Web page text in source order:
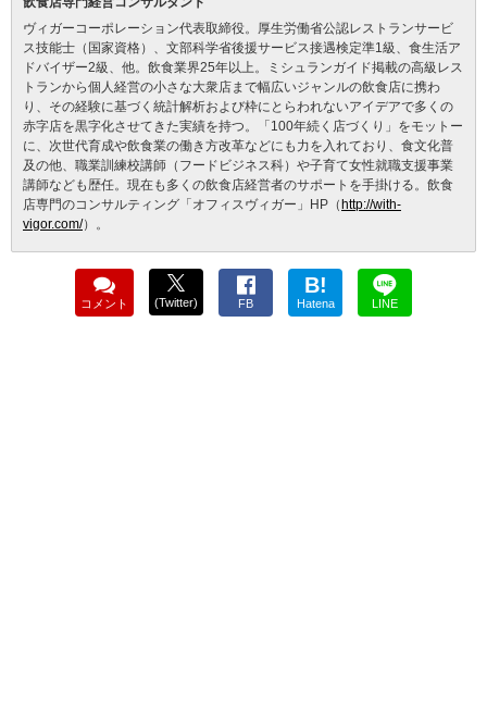
ヴィガーコーポレーション代表取締役。厚生労働省公認レストランサービ
ス技能士（国家資格）、文部科学省後援サービス接遇検定準1級、食生活ア
ドバイザー2級、他。飲食業界25年以上。ミシュランガイド掲載の高級レス
トランから個人経営の小さな大衆店まで幅広いジャンルの飲食店に携わ
り、その経験に基づく統計解析および枠にとらわれないアイデアで多くの
赤字店を黒字化させてきた実績を持つ。「100年続く店づくり」をモットー
に、次世代育成や飲食業の働き方改革などにも力を入れており、食文化普
及の他、職業訓練校講師（フードビジネス科）や子育て女性就職支援事業
講師なども歴任。現在も多くの飲食店経営者のサポートを手掛ける。飲食
店専門のコンサルティング「オフィスヴィガー」HP（ http://with-
vigor.com/）。
コメント (Twitter) FB
B!
Hatena LINE